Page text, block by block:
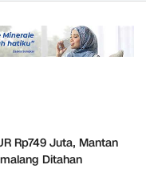
Tahun 2026
Rp749 Juta, Mantan
Ditahan